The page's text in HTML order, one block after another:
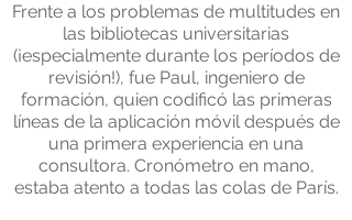
Frente a los problemas de multitudes en
las bibliotecas universitarias
(¡especialmente durante los períodos de
revisión!), fue Paul, ingeniero de
formación, quien codificó las primeras
líneas de la aplicación móvil después de
una primera experiencia en una
consultora. Cronómetro en mano,
estaba atento a todas las colas de París.